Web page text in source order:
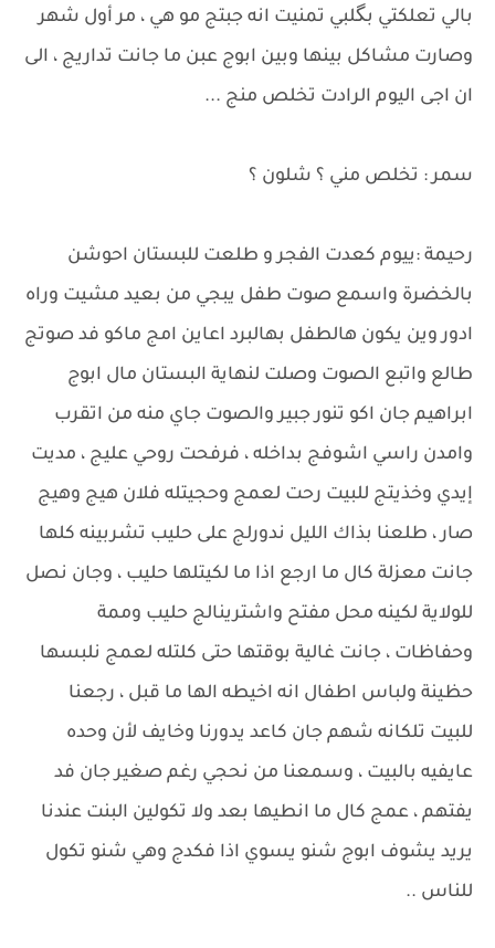
بالي تعلكتي بگلبي تمنيت انه جبتج مو هي ، مر أول شهر
وصارت مشاكل بينها وبين ابوج عبن ما جانت تداريج ، الى
ان اجى اليوم الرادت تخلص منج ...
سمر : تخلص مني ؟ شلون ؟
رحيمة :ييوم كعدت الفجر و طلعت للبستان احوشن
بالخضرة واسمع صوت طفل يبجي من بعيد مشيت وراه
ادور وين يكون هالطفل بهالبرد اعاين امج ماكو فد صوتج
طالع واتبع الصوت وصلت لنهاية البستان مال ابوج
ابراهيم جان اكو تنور جبير والصوت جاي منه من اتقرب
وامدن راسي اشوفج بداخله ، فرفحت روحي عليج ، مديت
إيدي وخذيتج للبيت رحت لعمج وحجيتله فلان هيج وهيج
صار ، طلعنا بذاك الليل ندورلج على حليب تشربينه كلها
جانت معزلة كال ما ارجع اذا ما لكيتلها حليب ، وجان نصل
للولاية لكينه محل مفتح واشترينالج حليب وممة
وحفاظات ، جانت غالية بوقتها حتى كلتله لعمج نلبسها
حظينة ولباس اطفال انه اخيطه الها ما قبل ، رجعنا
للبيت تلكانه شهم جان كاعد يدورنا وخايف لأن وحده
عايفيه بالبيت ، وسمعنا من نحجي رغم صغير جان فد
يفتهم ، عمج كال ما انطيها بعد ولا تكولين البنت عندنا
يريد يشوف ابوج شنو يسوي اذا فكدج وهي شنو تكول
للناس ..